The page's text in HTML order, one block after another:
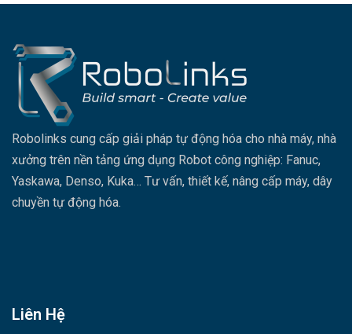
Robolinks cung cấp giải pháp tự động hóa cho nhà máy, nhà
xưởng trên nền tảng ứng dụng Robot công nghiệp: Fanuc,
Yaskawa, Denso, Kuka… Tư vấn, thiết kế, nâng cấp máy, dây
chuyền tự động hóa.
Liên Hệ